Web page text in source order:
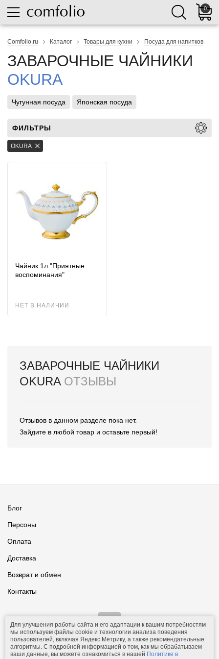
0
Comfolio.ru Каталог Товары для кухни Посуда для напитков
ЗАВАРОЧНЫЕ ЧАЙНИКИ
OKURA
Чугунная посуда Японская посуда
ФИЛЬТРЫ
OKURA
Чайник 1л "Приятные
воспоминания"
НЕТ В НАЛИЧИИ
ЗАВАРОЧНЫЕ ЧАЙНИКИ
OKURA ОТЗЫВЫ
Отзывов в данном разделе пока нет.
Зайдите в любой товар и оставьте первый!
Блог
Персоны
Оплата
Доставка
Возврат и обмен
Контакты
© 2011-2026.Comfolio.ru— интернет-магазин текстиля и товаров
Для улучшения работы сайта и его адаптации к вашим потребностям
мы используем файлы cookie и технологии анализа поведения
пользователей, включая Яндекс Метрику, а также рекомендательные
алгоритмы. С подробной информацией о том, как мы обрабатываем
ваши данные, вы можете ознакомиться в нашей Политике в